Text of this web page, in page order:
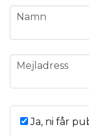
name
Namn
email
Mejladress
Ja, ni får